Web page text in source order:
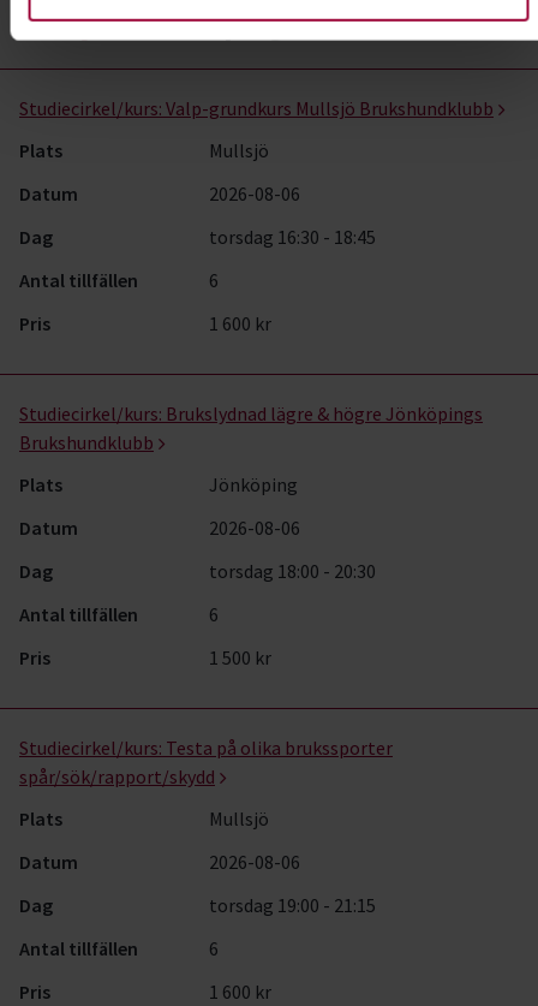
husdjuri Jönköpings län
Studiecirkel/kurs: Valp-grundkurs Mullsjö Brukshundklubb
Plats
Mullsjö
Datum
2026-08-06
Dag
torsdag 16:30 - 18:45
Antal tillfällen
6
Pris
1 600 kr
Studiecirkel/kurs: Brukslydnad lägre & högre Jönköpings
Brukshundklubb
Plats
Jönköping
Datum
2026-08-06
Dag
torsdag 18:00 - 20:30
Antal tillfällen
6
Pris
1 500 kr
Studiecirkel/kurs: Testa på olika brukssporter
spår/sök/rapport/skydd
Plats
Mullsjö
Datum
2026-08-06
Dag
torsdag 19:00 - 21:15
Antal tillfällen
6
Pris
1 600 kr